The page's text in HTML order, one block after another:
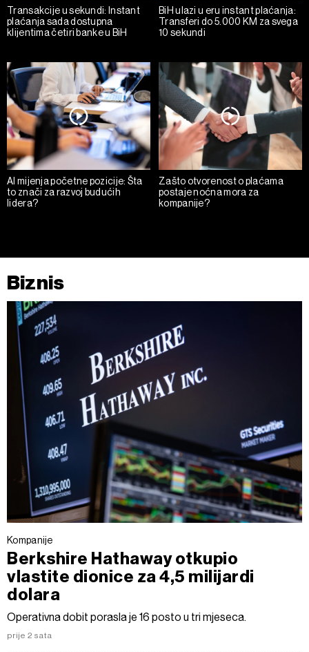
Transakcije u sekundi: Instant
plaćanja sada dostupna
klijentima četiri banke u BiH
BiH ulazi u eru instant plaćanja:
Transferi do 5.000 KM za svega
10 sekundi
AI mijenja početne pozicije: Šta
to znači za razvoj budućih
lidera?
Zašto otvorenost o plaćama
postaje noćna mora za
kompanije?
Biznis
Kompanije
Berkshire Hathaway otkupio
vlastite dionice za 4,5 milijardi
dolara
Operativna dobit porasla je 16 posto u tri mjeseca.
prije 2 sata